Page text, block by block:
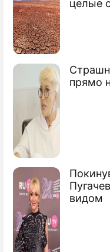
целые
прямо
видом